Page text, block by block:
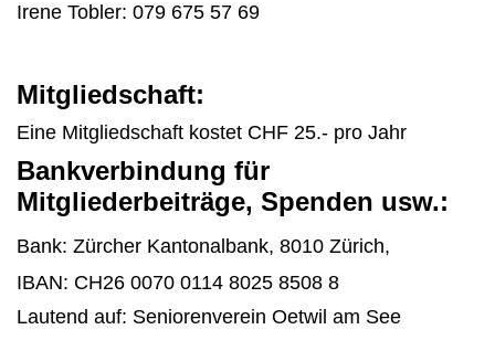
Irene Tobler: 079 675 57 69
Mitgliedschaft:
Eine Mitgliedschaft kostet CHF 25.- pro Jahr
Bankverbindung für
Mitgliederbeiträge, Spenden usw.:
Bank: Zürcher Kantonalbank, 8010 Zürich,
IBAN: CH26 0070 0114 8025 8508 8
Lautend auf: Seniorenverein Oetwil am See